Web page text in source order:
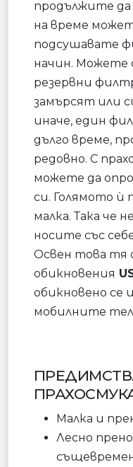
продължите
на време
подсушавате
начин. Можете
резервни
замърсят или
иначе, един
дълго време,
редовно. С
можете да
си. Голямото ѝ
малка. Така че
носите със
Освен това тя
обикновения
обикновено се
мобилните
Малка и
Лесно